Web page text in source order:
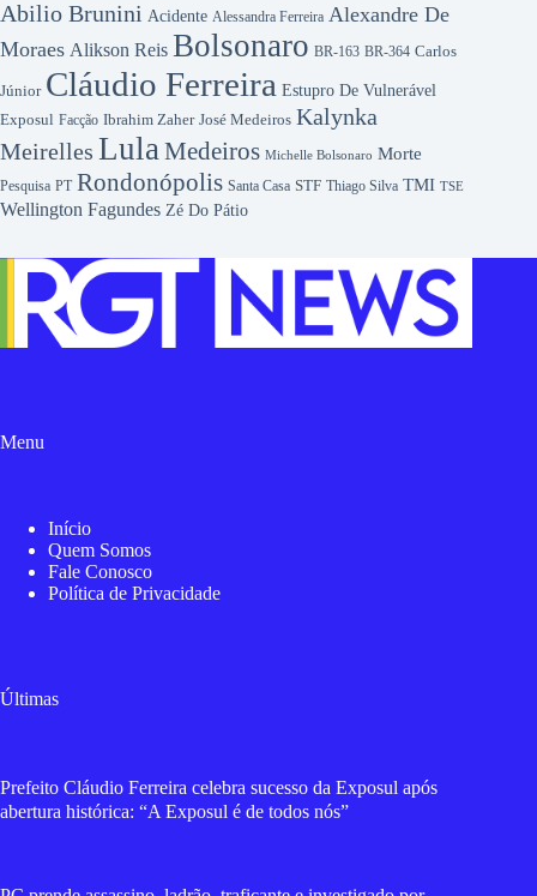
Abilio Brunini Acidente Alessandra Ferreira Alexandre De
Moraes Alikson Reis Bolsonaro BR-163 BR-364 Carlos
Júnior Cláudio Ferreira Estupro De Vulnerável
Exposul Facção Ibrahim Zaher José Medeiros Kalynka
Meirelles LulaMedeiros Michelle Bolsonaro Morte
Pesquisa PT Rondonópolis Santa Casa STF Thiago Silva TMI TSE
Wellington Fagundes Zé Do Pátio
Menu
Início
Quem Somos
Fale Conosco
Política de Privacidade
Últimas
Prefeito Cláudio Ferreira celebra sucesso da Exposul após
abertura histórica: “A Exposul é de todos nós”